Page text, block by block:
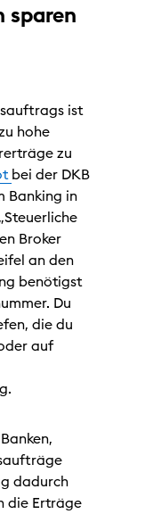
sparen
ist
hohe
zu
bei der DKB
Banking in
Broker
an den
benötigst
Du
die du
auf
dadurch
die Erträge